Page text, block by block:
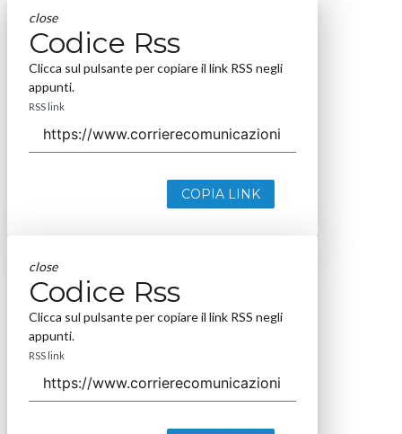
close
Codice Rss
Clicca sul pulsante per copiare il link RSS negli
appunti.
RSS link
COPIA LINK
close
Codice Rss
Clicca sul pulsante per copiare il link RSS negli
appunti.
RSS link